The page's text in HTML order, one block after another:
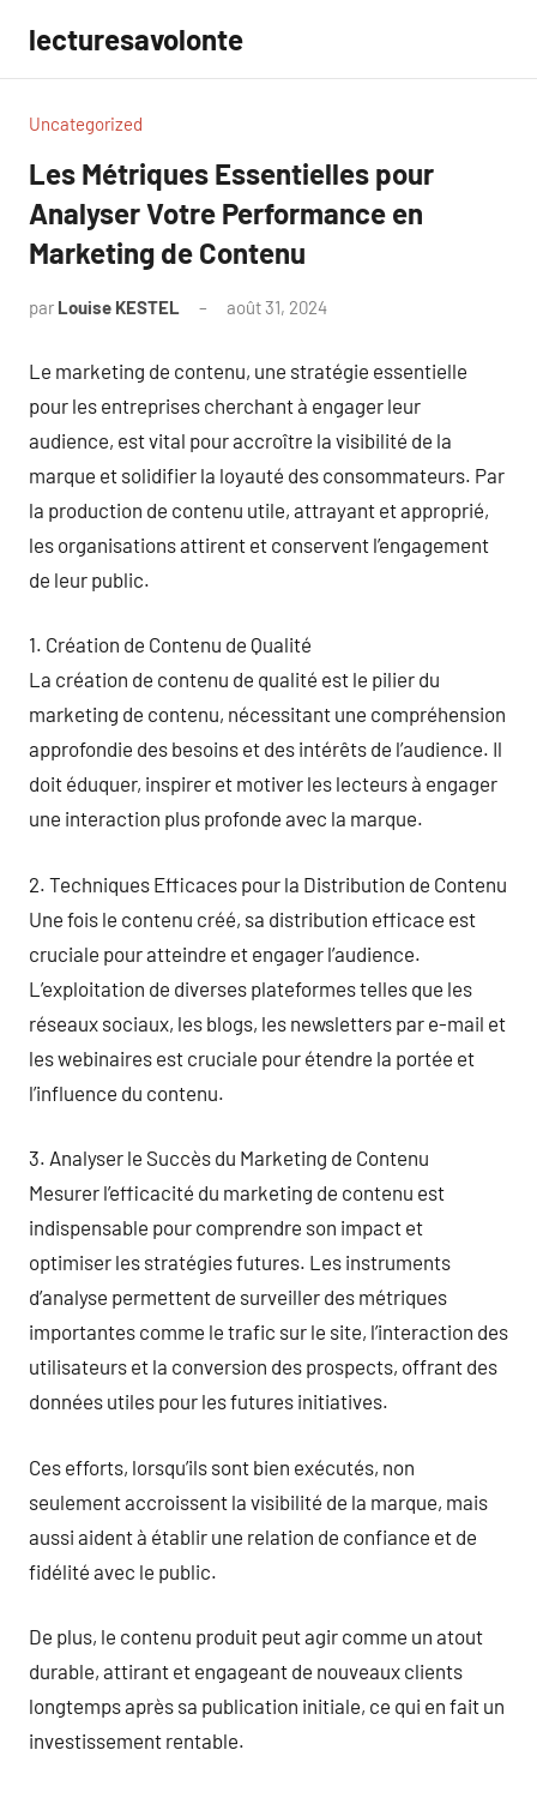
contenu
lecturesavolonte
Uncategorized
Les Métriques Essentielles pour
Analyser Votre Performance en
Marketing de Contenu
par Louise KESTEL août 31, 2024
Le marketing de contenu, une stratégie essentielle
pour les entreprises cherchant à engager leur
audience, est vital pour accroître la visibilité de la
marque et solidifier la loyauté des consommateurs. Par
la production de contenu utile, attrayant et approprié,
les organisations attirent et conservent l’engagement
de leur public.
1. Création de Contenu de Qualité
La création de contenu de qualité est le pilier du
marketing de contenu, nécessitant une compréhension
approfondie des besoins et des intérêts de l’audience. Il
doit éduquer, inspirer et motiver les lecteurs à engager
une interaction plus profonde avec la marque.
2. Techniques Efficaces pour la Distribution de Contenu
Une fois le contenu créé, sa distribution efficace est
cruciale pour atteindre et engager l’audience.
L’exploitation de diverses plateformes telles que les
réseaux sociaux, les blogs, les newsletters par e-mail et
les webinaires est cruciale pour étendre la portée et
l’influence du contenu.
3. Analyser le Succès du Marketing de Contenu
Mesurer l’efficacité du marketing de contenu est
indispensable pour comprendre son impact et
optimiser les stratégies futures. Les instruments
d’analyse permettent de surveiller des métriques
importantes comme le trafic sur le site, l’interaction des
utilisateurs et la conversion des prospects, offrant des
données utiles pour les futures initiatives.
Ces efforts, lorsqu’ils sont bien exécutés, non
seulement accroissent la visibilité de la marque, mais
aussi aident à établir une relation de confiance et de
fidélité avec le public.
De plus, le contenu produit peut agir comme un atout
durable, attirant et engageant de nouveaux clients
longtemps après sa publication initiale, ce qui en fait un
investissement rentable.